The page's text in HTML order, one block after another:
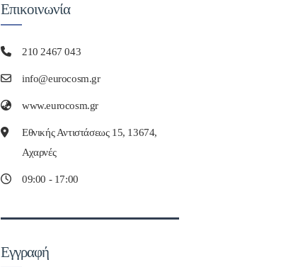
Επικοινωνία
210 2467 043
info@eurocosm.gr
www.eurocosm.gr
Εθνικής Αντιστάσεως 15, 13674,
Αχαρνές
09:00 - 17:00
Εγγραφή